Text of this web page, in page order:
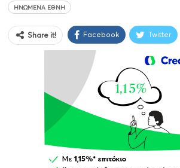
ΗΝΩΜΈΝΑ ΈΘΝΗ
Share it! Facebook Twitter